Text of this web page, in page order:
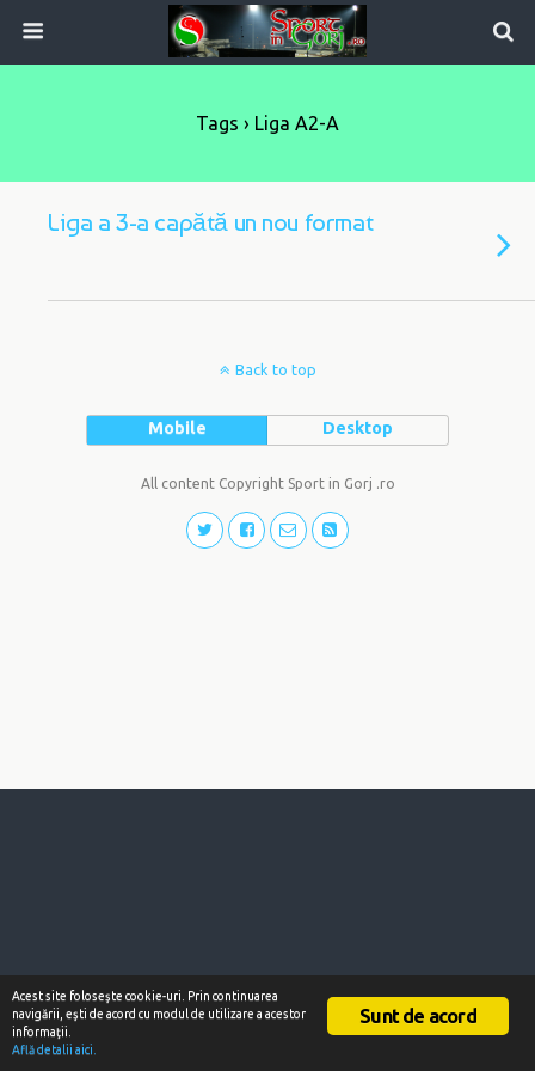
Tags › Liga A2-A
Liga a 3-a capătă un nou format
Back to top
Mobile Desktop
All content Copyright Sport in Gorj .ro
Sunt de acord
Acest site foloseşte cookie-uri. Prin continuarea
navigării, eşti de acord cu modul de utilizare a acestor
informaţii.
Află detalii aici.